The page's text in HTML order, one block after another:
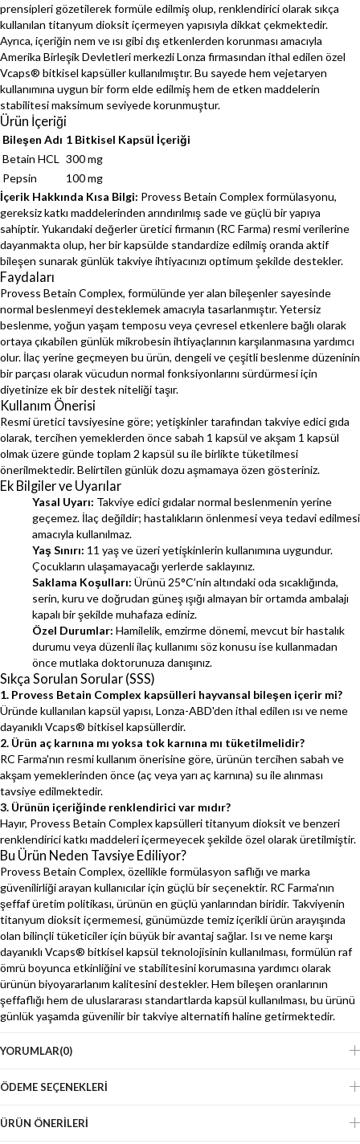
prensipleri gözetilerek formüle edilmiş olup, renklendirici olarak sıkça
kullanılan titanyum dioksit içermeyen yapısıyla dikkat çekmektedir.
Ayrıca, içeriğin nem ve ısı gibi dış etkenlerden korunması amacıyla
Amerika Birleşik Devletleri merkezli Lonza firmasından ithal edilen özel
Vcaps® bitkisel kapsüller kullanılmıştır. Bu sayede hem vejetaryen
kullanımına uygun bir form elde edilmiş hem de etken maddelerin
stabilitesi maksimum seviyede korunmuştur.
Ürün İçeriği
Bileşen Adı 1 Bitkisel Kapsül İçeriği
Betain HCL 300 mg
Pepsin
100 mg
İçerik Hakkında Kısa Bilgi: Provess Betain Complex formülasyonu,
gereksiz katkı maddelerinden arındırılmış sade ve güçlü bir yapıya
sahiptir. Yukarıdaki değerler üretici firmanın (RC Farma) resmi verilerine
dayanmakta olup, her bir kapsülde standardize edilmiş oranda aktif
bileşen sunarak günlük takviye ihtiyacınızı optimum şekilde destekler.
Faydaları
Provess Betain Complex, formülünde yer alan bileşenler sayesinde
normal beslenmeyi desteklemek amacıyla tasarlanmıştır. Yetersiz
beslenme, yoğun yaşam temposu veya çevresel etkenlere bağlı olarak
ortaya çıkabilen günlük mikrobesin ihtiyaçlarının karşılanmasına yardımcı
olur. İlaç yerine geçmeyen bu ürün, dengeli ve çeşitli beslenme düzeninin
bir parçası olarak vücudun normal fonksiyonlarını sürdürmesi için
diyetinize ek bir destek niteliği taşır.
Kullanım Önerisi
Resmi üretici tavsiyesine göre; yetişkinler tarafından takviye edici gıda
olarak, tercihen yemeklerden önce sabah 1 kapsül ve akşam 1 kapsül
olmak üzere günde toplam 2 kapsül su ile birlikte tüketilmesi
önerilmektedir. Belirtilen günlük dozu aşmamaya özen gösteriniz.
Ek Bilgiler ve Uyarılar
Yasal Uyarı: Takviye edici gıdalar normal beslenmenin yerine
geçemez. İlaç değildir; hastalıkların önlenmesi veya tedavi edilmesi
amacıyla kullanılmaz.
Yaş Sınırı: 11 yaş ve üzeri yetişkinlerin kullanımına uygundur.
Çocukların ulaşamayacağı yerlerde saklayınız.
Saklama Koşulları: Ürünü 25°C’nin altındaki oda sıcaklığında,
serin, kuru ve doğrudan güneş ışığı almayan bir ortamda ambalajı
kapalı bir şekilde muhafaza ediniz.
Özel Durumlar: Hamilelik, emzirme dönemi, mevcut bir hastalık
durumu veya düzenli ilaç kullanımı söz konusu ise kullanmadan
önce mutlaka doktorunuza danışınız.
Sıkça Sorulan Sorular (SSS)
1. Provess Betain Complex kapsülleri hayvansal bileşen içerir mi?
Üründe kullanılan kapsül yapısı, Lonza-ABD'den ithal edilen ısı ve neme
dayanıklı Vcaps® bitkisel kapsüllerdir.
2. Ürün aç karnına mı yoksa tok karnına mı tüketilmelidir?
RC Farma'nın resmi kullanım önerisine göre, ürünün tercihen sabah ve
akşam yemeklerinden önce (aç veya yarı aç karnına) su ile alınması
tavsiye edilmektedir.
3. Ürünün içeriğinde renklendirici var mıdır?
Hayır, Provess Betain Complex kapsülleri titanyum dioksit ve benzeri
renklendirici katkı maddeleri içermeyecek şekilde özel olarak üretilmiştir.
Bu Ürün Neden Tavsiye Ediliyor?
Provess Betain Complex, özellikle formülasyon saflığı ve marka
güvenilirliği arayan kullanıcılar için güçlü bir seçenektir. RC Farma'nın
şeffaf üretim politikası, ürünün en güçlü yanlarından biridir. Takviyenin
titanyum dioksit içermemesi, günümüzde temiz içerikli ürün arayışında
olan bilinçli tüketiciler için büyük bir avantaj sağlar. Isı ve neme karşı
dayanıklı Vcaps® bitkisel kapsül teknolojisinin kullanılması, formülün raf
ömrü boyunca etkinliğini ve stabilitesini korumasına yardımcı olarak
ürünün biyoyararlanım kalitesini destekler. Hem bileşen oranlarının
şeffaflığı hem de uluslararası standartlarda kapsül kullanılması, bu ürünü
günlük yaşamda güvenilir bir takviye alternatifi haline getirmektedir.
YORUMLAR(0)
ÖDEME SEÇENEKLERI
ÜRÜN ÖNERILERI